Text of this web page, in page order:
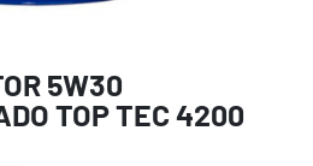
5W30
TOP TEC 4200